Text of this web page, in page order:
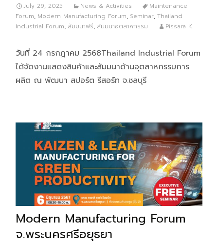
July 29, 2025 News & Activities
Maintenance
Forum, Modern Manufacturing Forum, Seminar, Thailand
Industrial Forum, สัมมนาฟรี, สัมมนาอุตสาหกรรม Pissara K.
วันที่ 24 กรกฎาคม 2568Thailand Industrial Forum
ได้จัดงานแสดงสินค้าและสัมมนาด้านอุตสาหกรรมการ
ผลิต ณ พัฒนา สปอร์ต รีสอร์ท จ.ชลบุรี
Modern Manufacturing Forum
จ.พระนครศรีอยุธยา